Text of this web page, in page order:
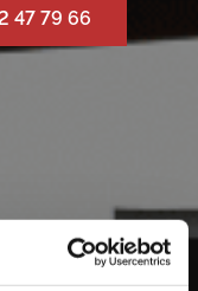
47 79 66